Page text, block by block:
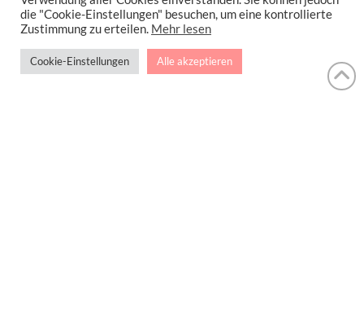
CHEESECAKE ERDBEER ZEBRA KUCHEN
ERDBEER-ZEBRA-CHEESECAKE LOW CARB ERDBEERKUCHEN
die "Cookie-Einstellungen" besuchen, um eine kontrollierte
Zustimmung zu erteilen. Mehr lesen
Cookie-Einstellungen Alle akzeptieren